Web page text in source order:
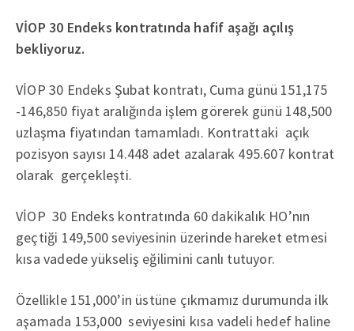
VİOP 30 Endeks kontratında hafif aşağı açılış
bekliyoruz.
VİOP 30 Endeks Şubat kontratı, Cuma günü 151,175
-146,850 fiyat aralığında işlem görerek günü 148,500
uzlaşma fiyatından tamamladı. Kontrattaki açık
pozisyon sayısı 14.448 adet azalarak 495.607 kontrat
olarak gerçekleşti.
VİOP 30 Endeks kontratında 60 dakikalık HO’nın
geçtiği 149,500 seviyesinin üzerinde hareket etmesi
kısa vadede yükseliş eğilimini canlı tutuyor.
Özellikle 151,000’in üstüne çıkmamız durumunda ilk
aşamada 153,000 seviyesini kısa vadeli hedef haline